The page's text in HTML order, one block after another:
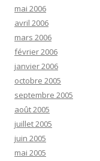
mai 2006
avril 2006
mars 2006
février 2006
janvier 2006
octobre 2005
septembre 2005
août 2005
juillet 2005
juin 2005
mai 2005